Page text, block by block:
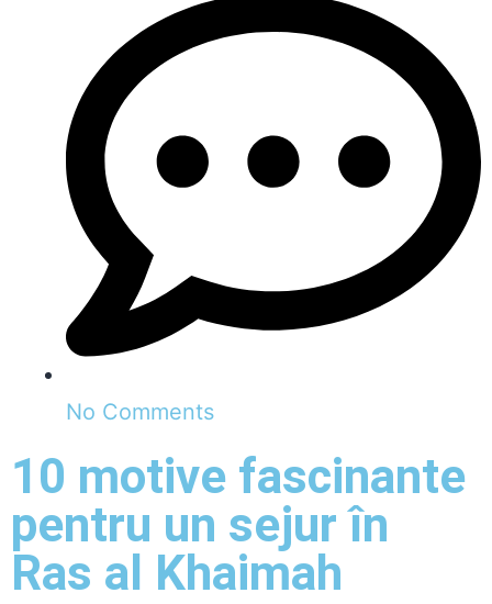
No Comments
10 motive fascinante
pentru un sejur în
Ras al Khaimah